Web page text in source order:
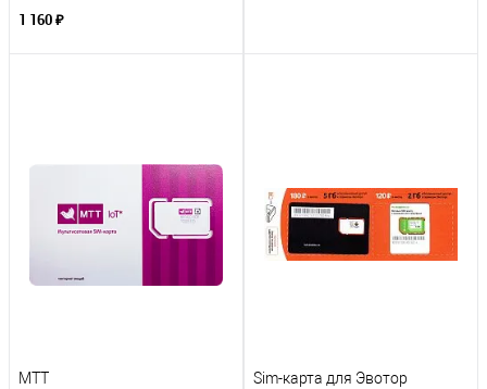
1 160 ₽
МТТ Sim-карта для Эвотор